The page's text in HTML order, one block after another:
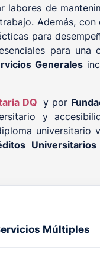
de
Además,
para
para una
Generales
DQ y por
y
universitario
Múltiples